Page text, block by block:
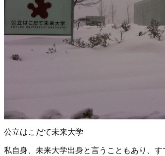
公立はこだて未来大学
私自身、未来大学出身と言うこともあり、